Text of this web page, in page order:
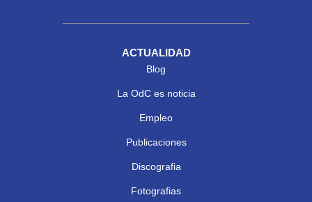
ACTUALIDAD
Blog
La OdC es noticia
Empleo
Publicaciones
Discografia
Fotografias